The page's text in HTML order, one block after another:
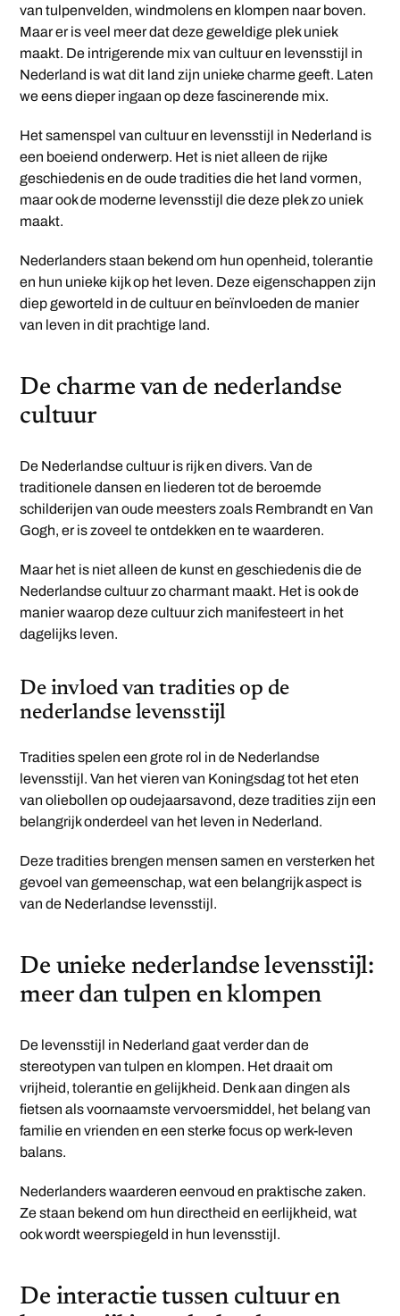
van tulpenvelden, windmolens en klompen naar boven.
Maar er is veel meer dat deze geweldige plek uniek
maakt. De intrigerende mix van cultuur en levensstijl in
Nederland is wat dit land zijn unieke charme geeft. Laten
we eens dieper ingaan op deze fascinerende mix.
Het samenspel van cultuur en levensstijl in Nederland is
een boeiend onderwerp. Het is niet alleen de rijke
geschiedenis en de oude tradities die het land vormen,
maar ook de moderne levensstijl die deze plek zo uniek
maakt.
Nederlanders staan bekend om hun openheid, tolerantie
en hun unieke kijk op het leven. Deze eigenschappen zijn
diep geworteld in de cultuur en beïnvloeden de manier
van leven in dit prachtige land.
De charme van de nederlandse
cultuur
De Nederlandse cultuur is rijk en divers. Van de
traditionele dansen en liederen tot de beroemde
schilderijen van oude meesters zoals Rembrandt en Van
Gogh, er is zoveel te ontdekken en te waarderen.
Maar het is niet alleen de kunst en geschiedenis die de
Nederlandse cultuur zo charmant maakt. Het is ook de
manier waarop deze cultuur zich manifesteert in het
dagelijks leven.
De invloed van tradities op de
nederlandse levensstijl
Tradities spelen een grote rol in de Nederlandse
levensstijl. Van het vieren van Koningsdag tot het eten
van oliebollen op oudejaarsavond, deze tradities zijn een
belangrijk onderdeel van het leven in Nederland.
Deze tradities brengen mensen samen en versterken het
gevoel van gemeenschap, wat een belangrijk aspect is
van de Nederlandse levensstijl.
De unieke nederlandse levensstijl:
meer dan tulpen en klompen
De levensstijl in Nederland gaat verder dan de
stereotypen van tulpen en klompen. Het draait om
vrijheid, tolerantie en gelijkheid. Denk aan dingen als
fietsen als voornaamste vervoersmiddel, het belang van
familie en vrienden en een sterke focus op werk-leven
balans.
Nederlanders waarderen eenvoud en praktische zaken.
Ze staan bekend om hun directheid en eerlijkheid, wat
ook wordt weerspiegeld in hun levensstijl.
De interactie tussen cultuur en